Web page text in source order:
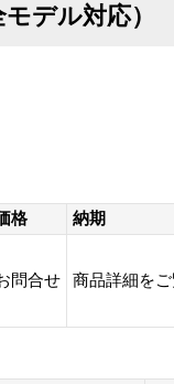
デル対応）
格 納期
問合せ 商品詳細を